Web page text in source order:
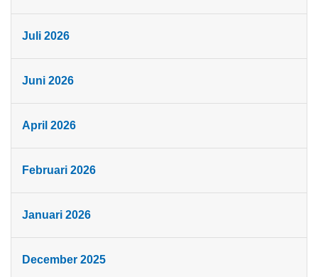
Juli 2026
Juni 2026
April 2026
Februari 2026
Januari 2026
December 2025